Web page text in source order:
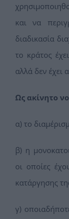
και να
διαδικασία
το κράτος
αλλά δεν έχει
Ως ακίνητο
α) το
β) η
οι οποίες
κατάργησης
γ)